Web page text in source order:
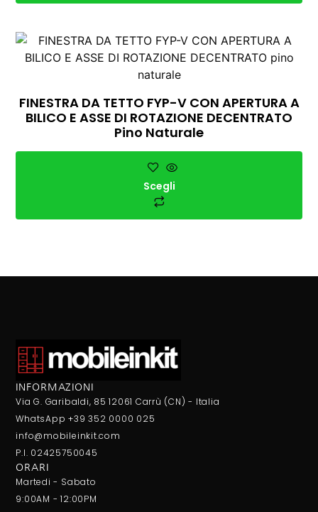
FINESTRA DA TETTO FYP-V CON APERTURA A
BILICO E ASSE DI ROTAZIONE DECENTRATO
Pino Naturale
Scegli
INFORMAZIONI
Via G. Garibaldi, 85 12061 Carrù (CN) - Italia
WhatsApp +39 352 0000 025
info@mobileinkit.com
P.I. 02425750045
ORARI
Martedi - Sabato
9:00AM - 12:00PM